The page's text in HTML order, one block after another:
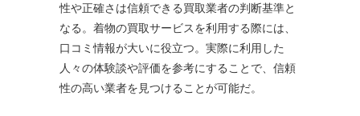
性や正確さは信頼できる買取業者の判断基準と
なる。着物の買取サービスを利用する際には、
口コミ情報が大いに役立つ。実際に利用した
人々の体験談や評価を参考にすることで、信頼
性の高い業者を見つけることが可能だ。